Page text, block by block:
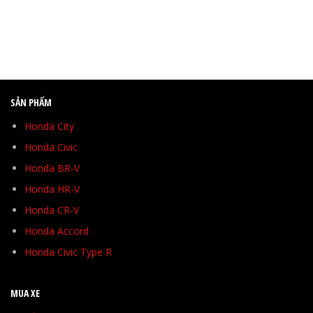
SẢN PHẨM
Honda City
Honda Civic
Honda BR-V
Honda HR-V
Honda CR-V
Honda Accord
Honda Civic Type R
MUA XE